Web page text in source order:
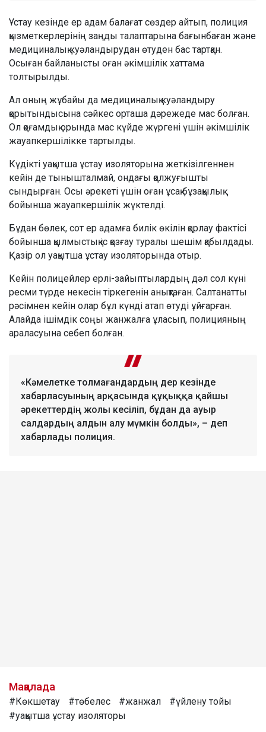
Ұстау кезінде ер адам балағат сөздер айтып, полиция
қызметкерлерінің заңды талаптарына бағынбаған және
медициналық куәландырудан өтуден бас тартқан.
Осыған байланысты оған әкімшілік хаттама
толтырылды.
Ал оның жұбайы да медициналық куәландыру
қорытындысына сәйкес орташа дәрежеде мас болған.
Ол қоғамдық орында мас күйде жүргені үшін әкімшілік
жауапкершілікке тартылды.
Күдікті уақытша ұстау изоляторына жеткізілгеннен
кейін де тынышталмай, ондағы қолжуғышты
сындырған. Осы әрекеті үшін оған ұсақ бұзақылық
бойынша жауапкершілік жүктелді.
Бұдан бөлек, сот ер адамға билік өкілін қорлау фактісі
бойынша қылмыстық іс қозғау туралы шешім қабылдады.
Қазір ол уақытша ұстау изоляторында отыр.
Кейін полицейлер ерлі-зайыптылардың дәл сол күні
ресми түрде некесін тіркегенін анықтаған. Салтанатты
рәсімнен кейін олар бұл күнді атап өтуді ұйғарған.
Алайда ішімдік соңы жанжалға ұласып, полицияның
араласуына себеп болған.
«Кәмелетке толмағандардың дер кезінде
хабарласуының арқасында құқыққа қайшы
әрекеттердің жолы кесіліп, бұдан да ауыр
салдардың алдын алу мүмкін болды», – деп
хабарлады полиция.
Мақалада
#Көкшетау #төбелес #жанжал
#үйлену тойы
#уақытша ұстау изоляторы